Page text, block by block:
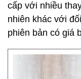
cấp với nhiều
nhiên khác với
phiên bản có giá